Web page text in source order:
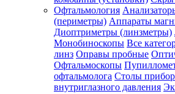
Офтальмология
(периметры) Аппараты
Диоптриметры (линзметры)
Монобиноскопы Все
линз Оправы пробные
Офтальмоскопы
офтальмолога Столы
внутриглазного давления